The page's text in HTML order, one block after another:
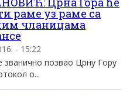
раме уз раме са
чланицама
- 15:22
званично позвао Црну Гору
о...